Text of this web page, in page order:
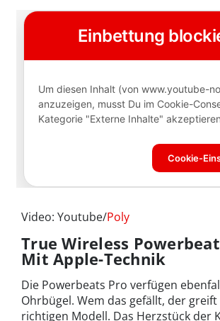
Video: Youtube/Poly
True Wireless
Mit Apple-Technik
Die Powerbeats Pro verfügen
Ohrbügel. Wem das gefällt, der
richtigen Modell. Das Herzstück der